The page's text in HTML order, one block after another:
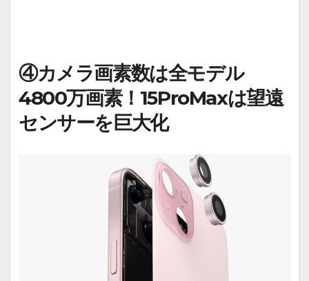
④カメラ画素数は全モデル
4800万画素！15ProMaxは望遠
センサーを巨大化